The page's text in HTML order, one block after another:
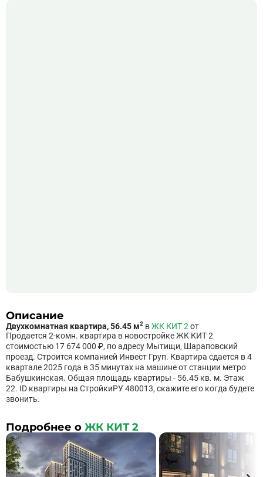
Описание
Двухкомнатная квартира, 56.45 м2 вЖК КИТ 2 от
Продается 2-комн. квартира в новостройке ЖК КИТ 2
стоимостью 17 674 000 ₽, по адресу Мытищи, Шараповский
проезд. Строится компанией Инвест Груп. Квартира сдается в 4
квартале 2025 года в 35 минутах на машине от станции метро
Бабушкинская. Общая площадь квартиры - 56.45 кв. м. Этаж
22. ID квартиры на СтройкиРУ 480013, скажите его когда будете
звонить.
Подробнее о ЖК КИТ 2